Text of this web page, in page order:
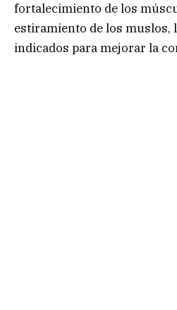
fortalecimiento de los
estiramiento de los muslos,
indicados para mejorar la